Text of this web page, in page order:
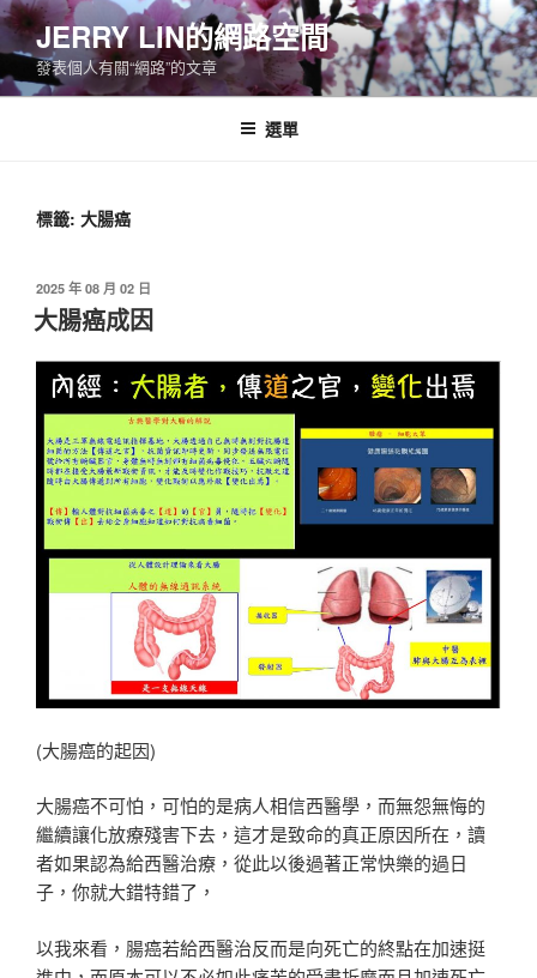
跳
至
主
要
JERRY LIN的網路空間
發表個人有關“網路”的文章
選單
標籤: 大腸癌
發
佈
於
2025 年 08 月 02 日
大腸癌成因
(大腸癌的起因)
大腸癌不可怕，可怕的是病人相信西醫學，而無怨無悔的
繼續讓化放療殘害下去，這才是致命的真正原因所在，讀
者如果認為給西醫治療，從此以後過著正常快樂的過日
子，你就大錯特錯了，
以我來看，腸癌若給西醫治反而是向死亡的終點在加速挺